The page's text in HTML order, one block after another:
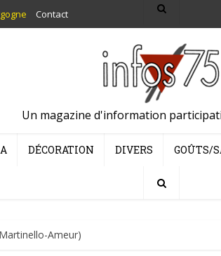
Contact
Un magazine d'information
DÉCORATION DIVERS GOÛTS/
Ameur)